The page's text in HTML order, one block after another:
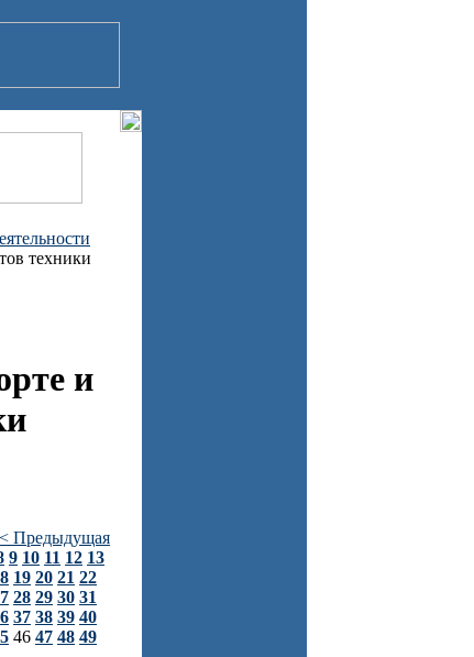
техники
и
< Предыдущая
9 10 11 12 13
19 20 21 22
28 29 30 31
37 38 39 40
46 47 48 49